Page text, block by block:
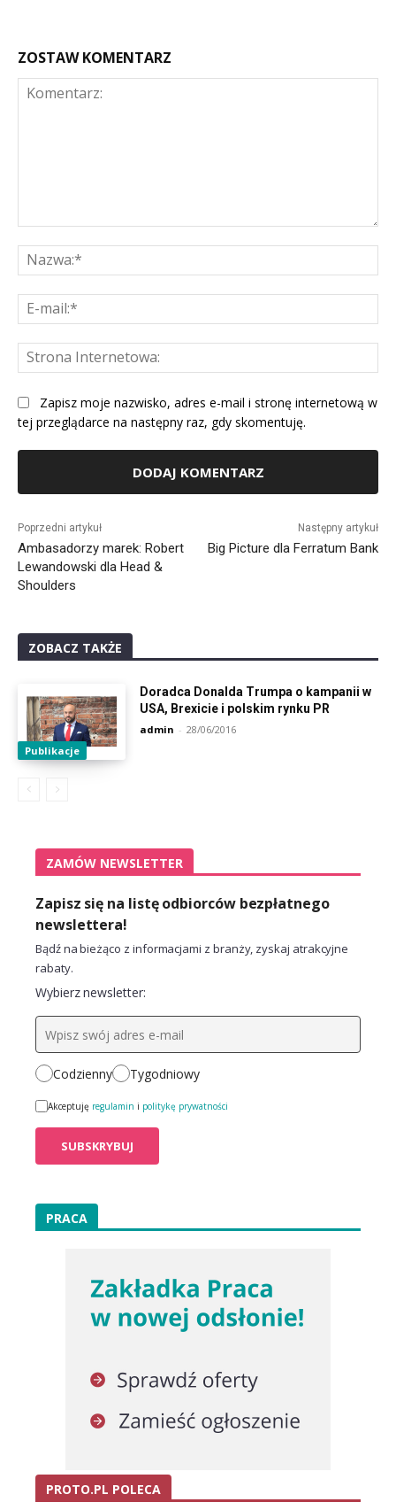
ZOSTAW KOMENTARZ
Zapisz moje nazwisko, adres e-mail i stronę internetową w
tej przeglądarce na następny raz, gdy skomentuję.
Poprzedni artykuł
Ambasadorzy marek: Robert
Lewandowski dla Head &
Shoulders
Następny artykuł
Big Picture dla Ferratum Bank
ZOBACZ TAKŻE
Publikacje
Doradca Donalda Trumpa o kampanii w
USA, Brexicie i polskim rynku PR
admin - 28/06/2016
ZAMÓW NEWSLETTER
Zapisz się na listę odbiorców bezpłatnego
newslettera!
Bądź na bieżąco z informacjami z branży, zyskaj atrakcyjne
rabaty.
Wybierz newsletter:
Codzienny Tygodniowy
Akceptuję regulamin i politykę prywatności
PRACA
PROTO.PL POLECA